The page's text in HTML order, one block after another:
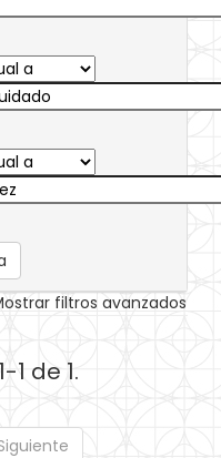
filtros avanzados
1 de 1.